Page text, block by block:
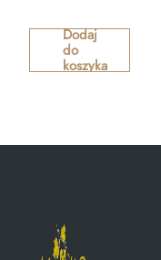
Dodaj
do
koszyka